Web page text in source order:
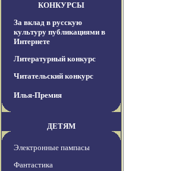
КОНКУРСЫ
За вклад в русскую
культуру публикациями в
Интернете
Литературный конкурс
Читательский конкурс
Илья-Премия
ДЕТЯМ
Электронные пампасы
Фантастика